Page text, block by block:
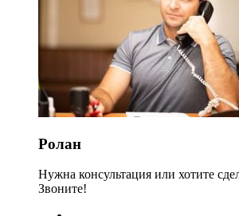
Ролан
Нужна консультация или хотите
Звоните!